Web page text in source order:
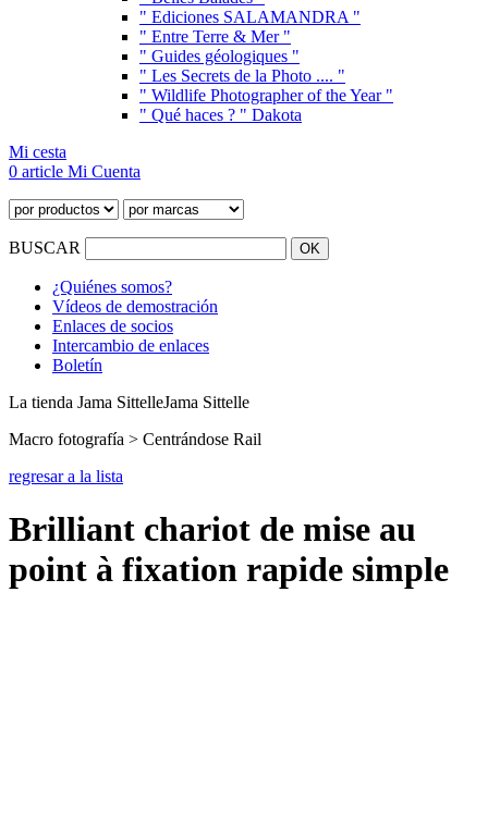
" Ediciones SALAMANDRA "
" Entre Terre & Mer "
" Guides géologiques "
" Les Secrets de la Photo .... "
" Wildlife Photographer of the Year "
" Qué haces ? " Dakota
Mi cesta
0 article Mi Cuenta
BUSCAR
¿Quiénes somos?
Vídeos de demostración
Enlaces de socios
Intercambio de enlaces
Boletín
La tienda Jama SittelleJama Sittelle
Macro fotografía > Centrándose Rail
regresar a la lista
Brilliant chariot de mise au
point à fixation rapide simple